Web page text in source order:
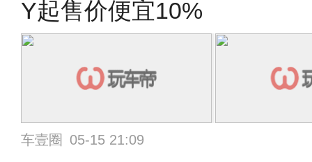
Y起售价便宜10%
车壹圈 05-15 21:09